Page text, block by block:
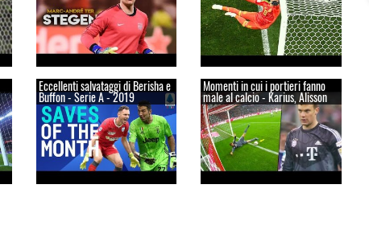
Eccellenti salvataggi di Berisha e
Buffon - Serie A - 2019
Momenti in cui i portieri fanno
male al calcio - Karius, Alisson